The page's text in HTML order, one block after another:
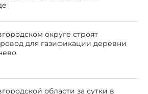
округе строят
для газификации деревни
области за сутки в